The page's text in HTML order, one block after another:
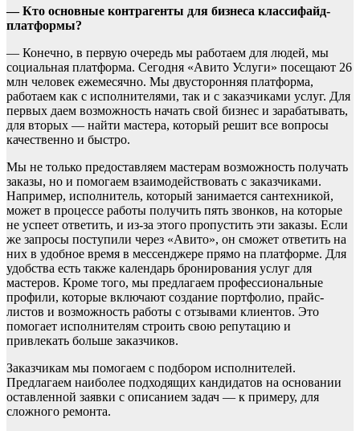
— Кто основные контрагенты для бизнеса классифайд-
платформы?
— Конечно, в первую очередь мы работаем для людей, мы
социальная платформа. Сегодня «Авито Услуги» посещают 26
млн человек ежемесячно. Мы двусторонняя платформа,
работаем как с исполнителями, так и с заказчиками услуг. Для
первых даем возможность начать свой бизнес и зарабатывать,
для вторых — найти мастера, который решит все вопросы
качественно и быстро.
Мы не только предоставляем мастерам возможность получать
заказы, но и помогаем взаимодействовать с заказчиками.
Например, исполнитель, который занимается сантехникой,
может в процессе работы получить пять звонков, на которые
не успеет ответить, и из-за этого пропустить эти заказы. Если
же запросы поступили через «Авито», он сможет ответить на
них в удобное время в мессенджере прямо на платформе. Для
удобства есть также календарь бронирования услуг для
мастеров. Кроме того, мы предлагаем профессиональные
профили, которые включают создание портфолио, прайс-
листов и возможность работы с отзывами клиентов. Это
помогает исполнителям строить свою репутацию и
привлекать больше заказчиков.
Заказчикам мы помогаем с подбором исполнителей.
Предлагаем наиболее подходящих кандидатов на основании
оставленной заявки с описанием задач — к примеру, для
сложного ремонта.